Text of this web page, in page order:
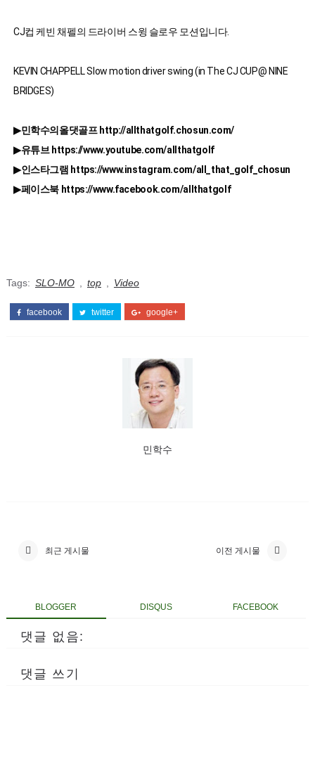
CJ컵 케빈 채펠의 드라이버 스윙 슬로우 모션입니다.
KEVIN CHAPPELL Slow motion driver swing (in The CJ CUP@ NINE
BRIDGES)
▶민학수의올댓골프 http://allthatgolf.chosun.com/
▶유튜브 https://www.youtube.com/allthatgolf
▶인스타그램 https://www.instagram.com/all_that_golf_chosun
▶페이스북 https://www.facebook.com/allthatgolf
Tags: SLO-MO top Video
facebook twitter google+
민학수
최근 게시물 이전 게시물
BLOGGER DISQUS FACEBOOK
댓글 없음:
댓글 쓰기